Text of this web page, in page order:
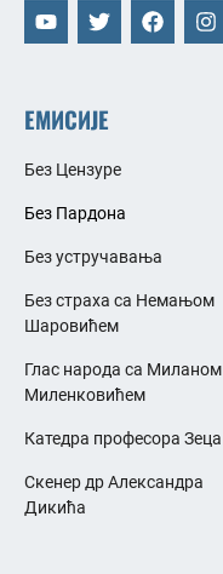
ЕМИСИЈЕ
Без Цензуре
Без Пардона
Без устручавања
Без страха са Немањом
Шаровићем
Глас народа са Миланом
Миленковићем
Катедра професора Зеца
Скенер др Александра
Дикића